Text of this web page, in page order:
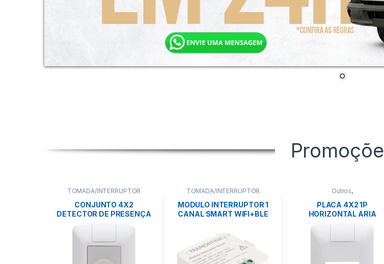
TOMADA/INTERRUPTOR
CONJUNTO 4X2
DETECTOR DE PRESENÇA
BIVOLT ARIA BRANCO –
TOMADA/INTERRUPTOR
MODULO INTERRUPTOR 1
CANAL SMART WIFI+BLE
TRAMONTINA
Outros,
TOMADA/INTERRUPTOR
PLACA 4X2 1P
HORIZONTAL ARIA
BRANCA -TRAMONTINA